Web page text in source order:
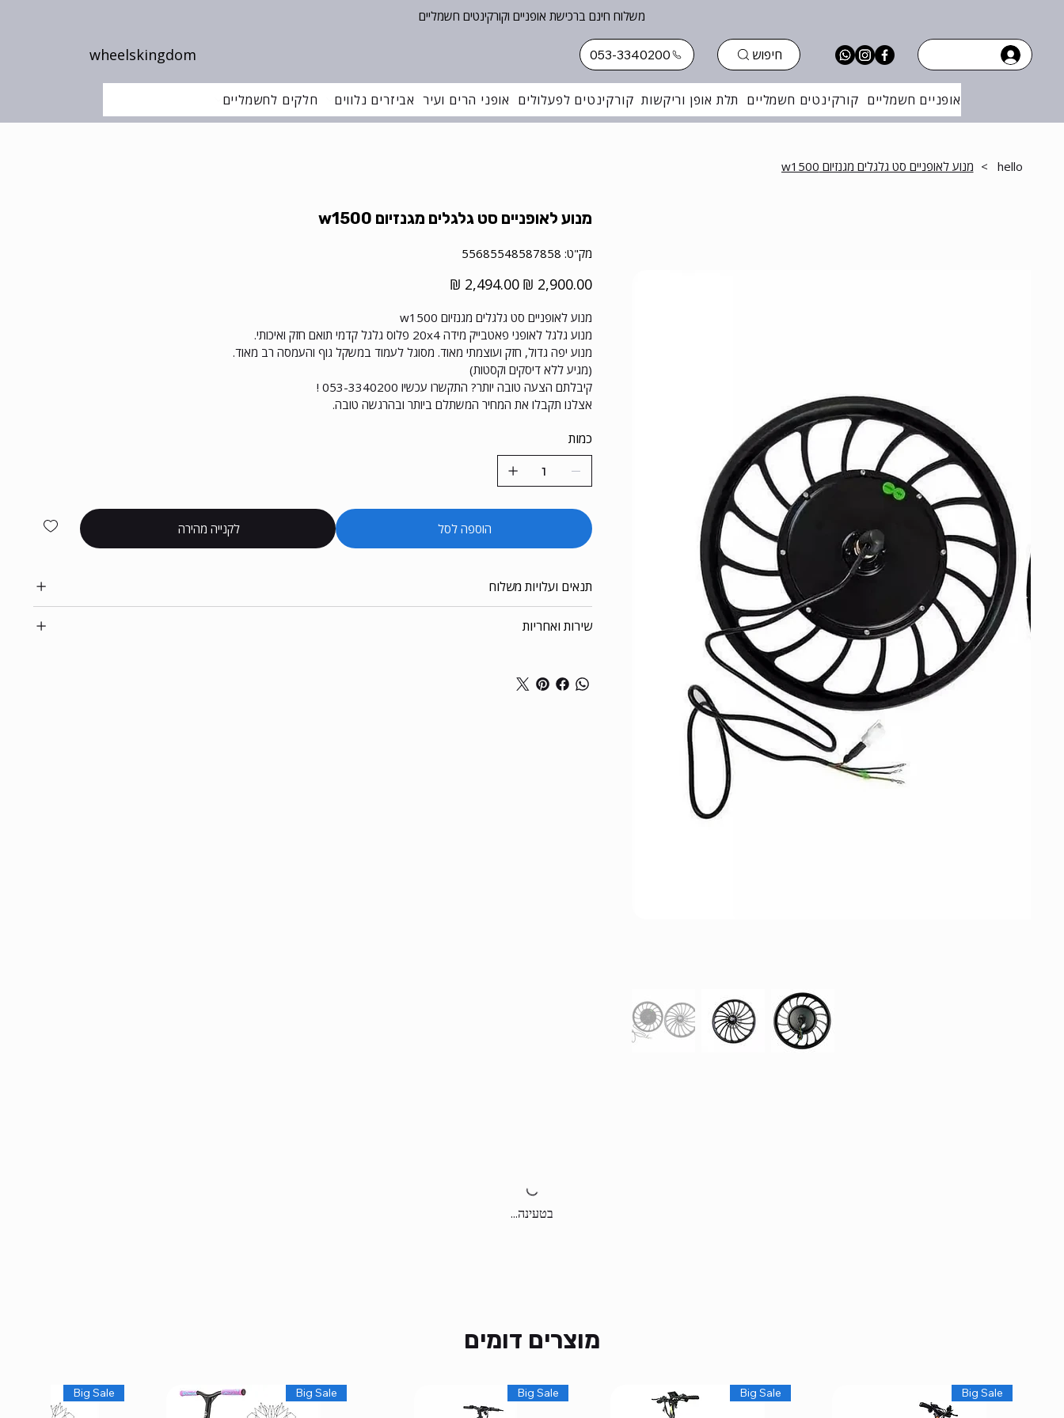
משלוח חינם ברכישת אופניים וקורקינטים חשמליים
חיפוש 053-3340200
wheelskingdom
אופניים חשמליים קורקינטים חשמליים תלת אופן וריקשות קורקינטים לפעלולים אופני הרים ועיר אביזרים נלווים חלקים לחשמליים
hello
> מנוע לאופניים סט גלגלים מגנזיום w1500
מנוע לאופניים סט גלגלים מגנזיום w1500
מק"ט:
מק"ט
55685548587858
55685548587858
מחיר
מקורי
‏2,900.00 ‏₪
מחיר
מבצע
‏2,494.00 ‏₪
מנוע לאופניים סט גלגלים מגנזיום w1500
מנוע גלגל לאופני פאטבייק מידה 20x4 פלוס גלגל קדמי תואם חזק ואיכותי.
מנוע יפה גדול, חזק ועוצמתי מאוד. מסוגל לעמוד במשקל גוף והעמסה רב מאוד.
(מגיע ללא דיסקים וקסטות)
קיבלתם הצעה טובה יותר? התקשרו עכשיו 053-3340200 !
אצלנו תקבלו את המחיר המשתלם ביותר ובהרגשה טובה.
כמות
הוספה לסל לקנייה מהירה
תנאים ועלויות משלוח
שירות ואחריות
בטעינה...
מוצרים דומים
Big Sale
Big Sale
Big Sale
Big Sale
Big Sale